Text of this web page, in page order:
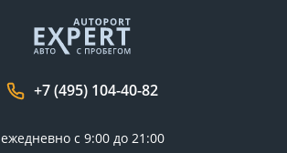
+7 (495) 104-40-82
ежедневно с 9:00 до 21:00